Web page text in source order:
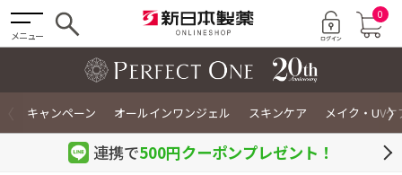
メニュー
0
キャンペーン オールインワンジェル スキンケア メイク・UVケ
〉
連携で500円クーポンプレゼント！